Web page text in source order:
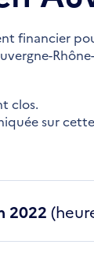
financier
clos.
sur
2022